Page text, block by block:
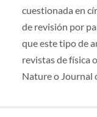
cuestionada en
de revisión por
que este tipo de
revistas de física
Nature o Journal